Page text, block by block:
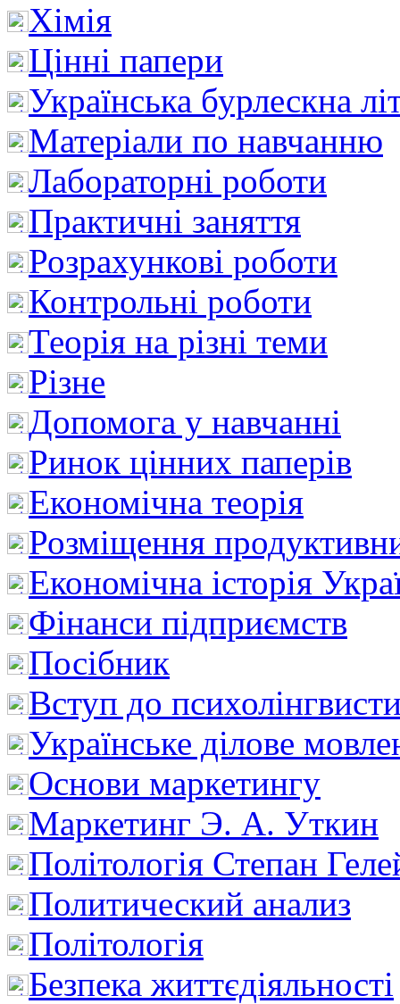
Хімія
Цінні папери
Українська бурлескна
Матеріали по навчанню
Лабораторні роботи
Практичні заняття
Розрахункові роботи
Контрольні роботи
Теорія на різні теми
Різне
Допомога у навчанні
Ринок цінних паперів
Економічна теорія
Розміщення
Економічна історія
Фінанси підприємств
Посібник
Вступ до
Українське ділове
Основи маркетингу
Маркетинг Э. А. Уткин
Політологія Степан
Политический анализ
Політологія
Безпека життєдіяльності